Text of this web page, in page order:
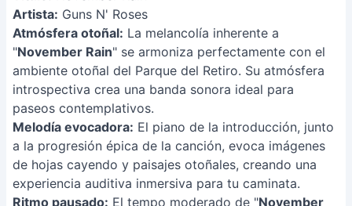
Artista: Guns N' Roses
Atmósfera otoñal: La melancolía inherente a
"November Rain" se armoniza perfectamente con el
ambiente otoñal del Parque del Retiro. Su atmósfera
introspectiva crea una banda sonora ideal para
paseos contemplativos.
Melodía evocadora: El piano de la introducción, junto
a la progresión épica de la canción, evoca imágenes
de hojas cayendo y paisajes otoñales, creando una
experiencia auditiva inmersiva para tu caminata.
Ritmo pausado: El tempo moderado de "November